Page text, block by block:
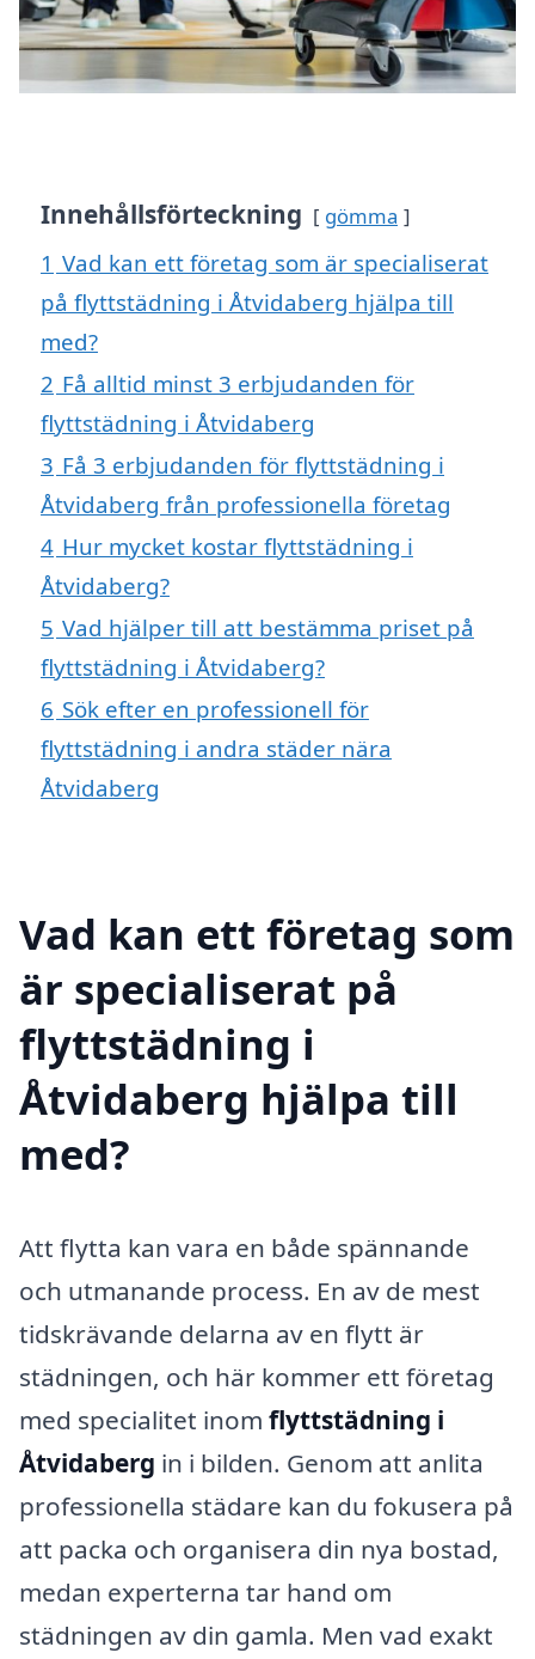
Innehållsförteckning gömma
1 Vad kan ett företag som är specialiserat
på flyttstädning i Åtvidaberg hjälpa till
med?
2 Få alltid minst 3 erbjudanden för
flyttstädning i Åtvidaberg
3 Få 3 erbjudanden för flyttstädning i
Åtvidaberg från professionella företag
4 Hur mycket kostar flyttstädning i
Åtvidaberg?
5 Vad hjälper till att bestämma priset på
flyttstädning i Åtvidaberg?
6 Sök efter en professionell för
flyttstädning i andra städer nära
Åtvidaberg
Vad kan ett företag som
är specialiserat på
flyttstädning i
Åtvidaberg hjälpa till
med?
Att flytta kan vara en både spännande
och utmanande process. En av de mest
tidskrävande delarna av en flytt är
städningen, och här kommer ett företag
med specialitet inom flyttstädning i
Åtvidaberg in i bilden. Genom att anlita
professionella städare kan du fokusera på
att packa och organisera din nya bostad,
medan experterna tar hand om
städningen av din gamla. Men vad exakt